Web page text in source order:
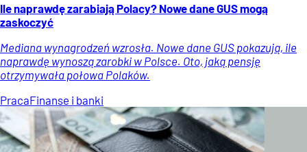
Ile naprawdę zarabiają Polacy? Nowe dane GUS mogą
zaskoczyć
Mediana wynagrodzeń wzrosła. Nowe dane GUS pokazują, ile
naprawdę wynoszą zarobki w Polsce. Oto, jaką pensję
otrzymywała połowa Polaków.
PracaFinanse i banki